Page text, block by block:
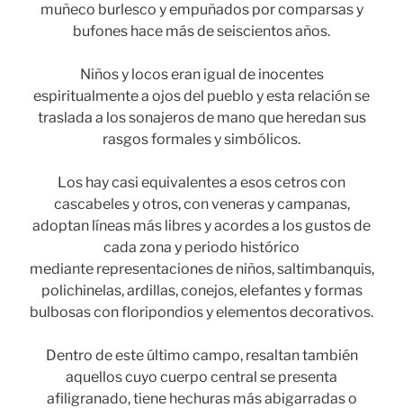
muñeco burlesco y empuñados por comparsas y
bufones hace más de seiscientos años.
Niños y locos eran igual de inocentes
espiritualmente a ojos del pueblo y esta relación se
traslada a los sonajeros de mano que heredan sus
rasgos formales y simbólicos.
Los hay casi equivalentes a esos cetros con
cascabeles y otros, con veneras y campanas,
adoptan líneas más libres y acordes a los gustos de
cada zona y periodo histórico
mediante representaciones de niños, saltimbanquis,
polichinelas, ardillas, conejos, elefantes y formas
bulbosas con floripondios y elementos decorativos.
Dentro de este último campo, resaltan también
aquellos cuyo cuerpo central se presenta
afiligranado, tiene hechuras más abigarradas o